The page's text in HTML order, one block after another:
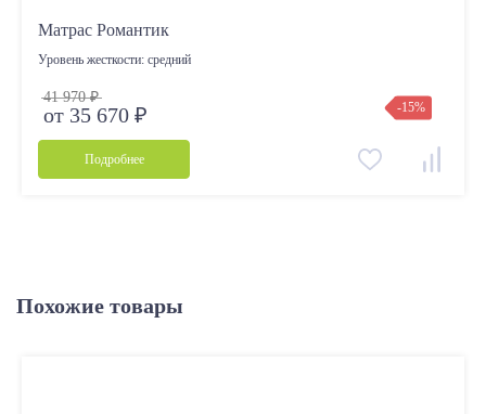
Матрас Романтик
Уровень жесткости: средний
41 970 ₽
от 35 670 ₽ -15%
Подробнее
Похожие товары